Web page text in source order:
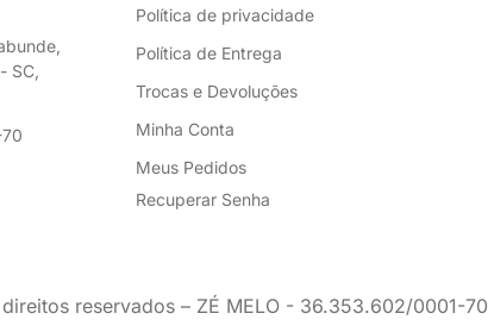
SC,
Política de privacidade
Política de Entrega
Trocas e Devoluções
Minha Conta
Meus Pedidos
Recuperar Senha
reservados – ZÉ MELO - 36.353.602/0001-70